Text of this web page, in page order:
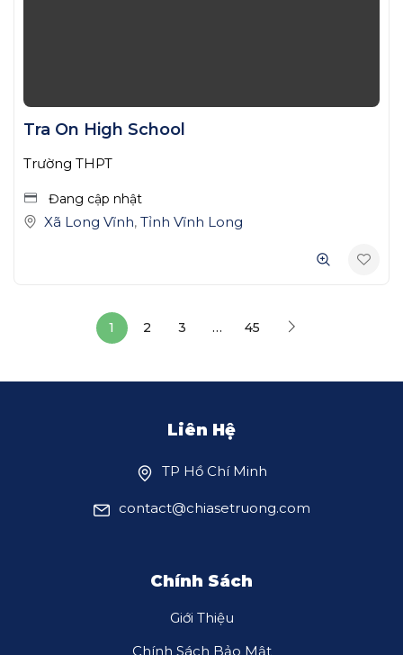
Tra On High School
Trường THPT
Đang cập nhật
Xã Long Vĩnh, Tỉnh Vĩnh Long
1 2 3 … 45
Liên Hệ
TP Hồ Chí Minh
contact@chiasetruong.com
Chính Sách
Giới Thiệu
Chính Sách Bảo Mật